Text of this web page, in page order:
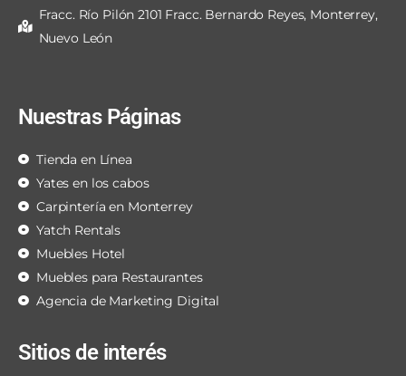
Fracc. Río Pilón 2101 Fracc. Bernardo Reyes, Monterrey,
Nuevo León
Nuestras Páginas
Tienda en Línea
Yates en los cabos
Carpintería en Monterrey
Yatch Rentals
Muebles Hotel
Muebles para Restaurantes
Agencia de Marketing Digital
Sitios de interés